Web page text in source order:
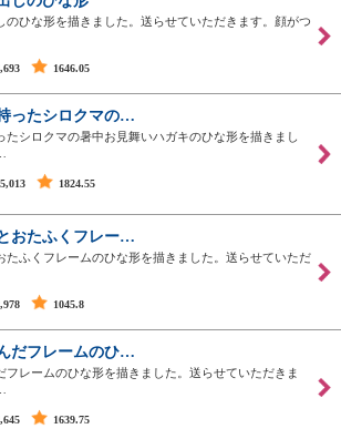
のひな形を描きました。送らせていただきます。顔がつ
1646.05
ったシロクマの…
たシロクマの暑中お見舞いハガキのひな形を描きまし
5,013 1824.55
おたふくフレー…
たふくフレームのひな形を描きました。送らせていただ
1045.8
だフレームのひ…
フレームのひな形を描きました。送らせていただきま
1639.75